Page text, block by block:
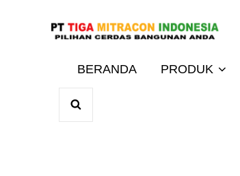
BERANDA PRODUK